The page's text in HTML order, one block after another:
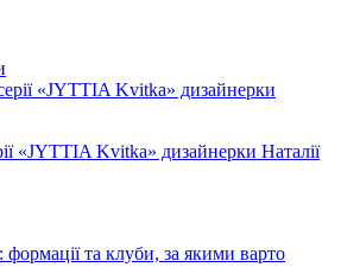
«JYTTIA Kvitka» дизайнерки Наталії